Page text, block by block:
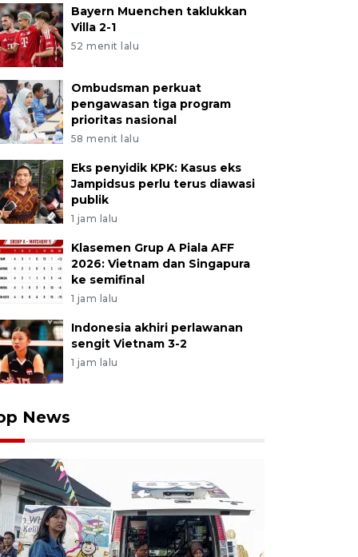
Bayern Muenchen taklukkan
Villa 2-1
52 menit lalu
Ombudsman perkuat
pengawasan tiga program
prioritas nasional
58 menit lalu
Eks penyidik KPK: Kasus eks
Jampidsus perlu terus diawasi
publik
1 jam lalu
Klasemen Grup A Piala AFF
2026: Vietnam dan Singapura
ke semifinal
1 jam lalu
Indonesia akhiri perlawanan
sengit Vietnam 3-2
1 jam lalu
News